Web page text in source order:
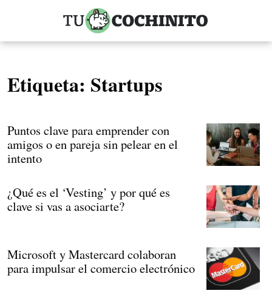
Etiqueta: Startups
Puntos clave para emprender con
amigos o en pareja sin pelear en el
intento
¿Qué es el ‘Vesting’ y por qué es
clave si vas a asociarte?
Microsoft y Mastercard colaboran
para impulsar el comercio electrónico